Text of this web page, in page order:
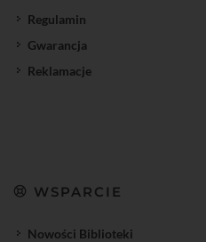
Regulamin
Gwarancja
Reklamacje
WSPARCIE
Nowości Biblioteki